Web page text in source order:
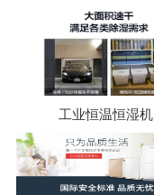
工业恒温恒湿机